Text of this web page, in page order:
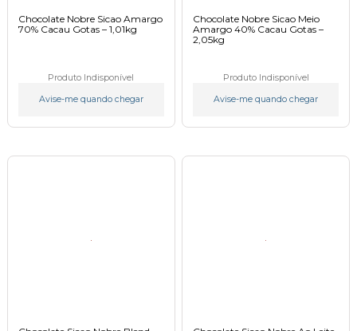
Chocolate Nobre Sicao Amargo
70% Cacau Gotas – 1,01kg
Produto Indisponível
Avise-me quando chegar
Chocolate Nobre Sicao Meio
Amargo 40% Cacau Gotas –
2,05kg
Produto Indisponível
Avise-me quando chegar